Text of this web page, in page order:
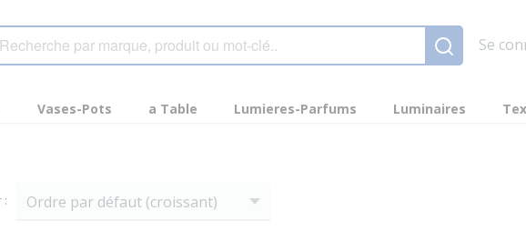
Se
Vases-Pots a Table Lumieres-Parfums Luminaires
: